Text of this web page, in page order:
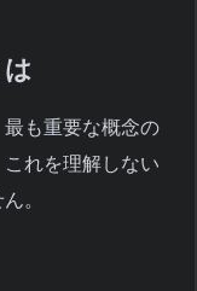
も重要な概念の
これを理解しない
。